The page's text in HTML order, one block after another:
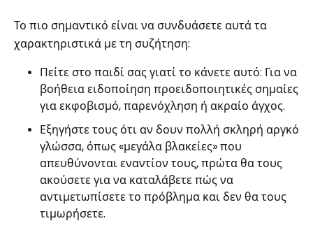
Το πιο σημαντικό είναι να συνδυάσετε αυτά τα
χαρακτηριστικά με τη συζήτηση:
Πείτε στο παιδί σας γιατί το κάνετε αυτό: Για να
βοήθεια ειδοποίηση προειδοποιητικές σημαίες
για εκφοβισμό, παρενόχληση ή ακραίο άγχος.
Εξηγήστε τους ότι αν δουν πολλή σκληρή αργκό
γλώσσα, όπως «μεγάλα βλακείες» που
απευθύνονται εναντίον τους, πρώτα θα τους
ακούσετε για να καταλάβετε πώς να
αντιμετωπίσετε το πρόβλημα και δεν θα τους
τιμωρήσετε.